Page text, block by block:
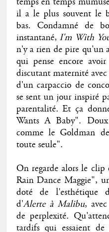
il a le plus souvent le
bas. Condamné de
instantané, I'm With
n'y a rien de pire qu'un
qui pense encore
discutant maternité
d'un carpaccio de
se sent un jour inspiré
parentalité. Et ça
Wants A Baby". Doux
comme le Goldman
toute seule".
On regarde alors le
Rain Dance Maggie",
doté de l'esthétique
d'Alerte à Malibu,
de perplexité.
tardifs qui essaient